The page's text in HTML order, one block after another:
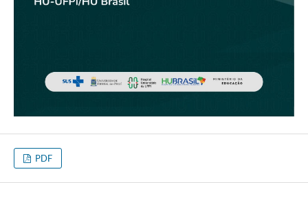
PDF